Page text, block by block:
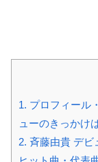
1. プロフィール
ューのきっかけ
2. 斉藤由貴 デビ